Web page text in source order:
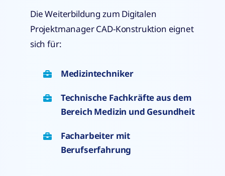
Die Weiterbildung zum Digitalen
Projektmanager CAD-Konstruktion eignet
sich für:
Medizintechniker
Technische Fachkräfte aus dem
Bereich Medizin und Gesundheit
Facharbeiter mit
Berufserfahrung